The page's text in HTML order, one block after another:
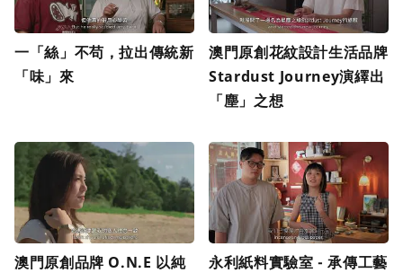
一「絲」不苟，拉出傳統新
「味」來
澳門原創花紋設計生活品牌
Stardust Journey演繹出
「塵」之想
澳門原創品牌 O.N.E 以純
永利紙料實驗室 - 承傳工藝